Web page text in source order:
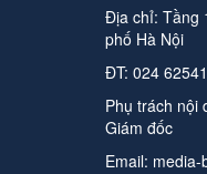
Địa chỉ: Tầng
phố Hà Nội
ĐT: 024
Phụ trách nội
Giám đốc
Email: media-